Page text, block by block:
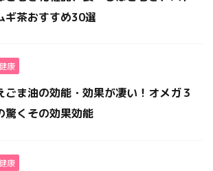
ギ茶おすすめ30選
康
ごま油の効能・効果が凄い！オメガ３
驚くその効果効能
康